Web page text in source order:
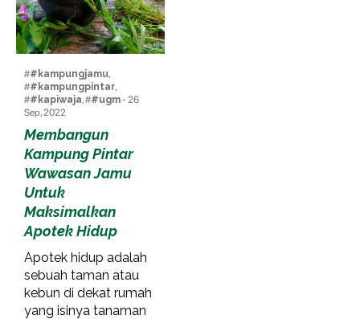
##kampungjamu,
##kampungpintar,
##kapiwaja, ##ugm- 26
Sep, 2022
Membangun
Kampung Pintar
Wawasan Jamu
Untuk
Maksimalkan
Apotek Hidup
Apotek hidup adalah
sebuah taman atau
kebun di dekat rumah
yang isinya tanaman